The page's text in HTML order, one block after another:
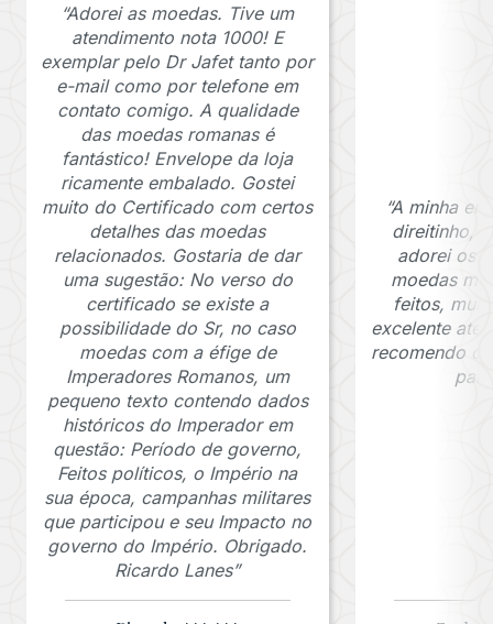
“Adorei as moedas. Tive um
atendimento nota 1000! E
exemplar pelo Dr Jafet tanto por
e-mail como por telefone em
contato comigo. A qualidade
das moedas romanas é
fantástico! Envelope da loja
ricamente embalado. Gostei
muito do Certificado com certos
detalhes das moedas
relacionados. Gostaria de dar
uma sugestão: No verso do
certificado se existe a
possibilidade do Sr, no caso
moedas com a éfige de
Imperadores Romanos, um
pequeno texto contendo dados
históricos do Imperador em
questão: Período de governo,
Feitos políticos, o Império na
sua época, campanhas militares
que participou e seu Impacto no
governo do Império. Obrigado.
Ricardo Lanes”
“A minha
direitinho,
adorei os
moedas
feitos,
excelente
recomendo o